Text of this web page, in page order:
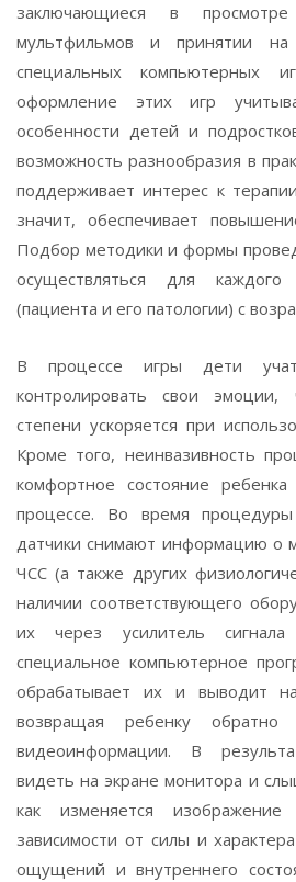
заключающиеся в просмотре
мультфильмов и принятии
специальных компьютерных
оформление этих игр
особенности детей и
возможность разнообразия в
поддерживает интерес к
значит, обеспечивает
Подбор методики и формы
осуществляться для каждого
(пациента и его патологии) с
В процессе игры дети
контролировать свои эмоции,
степени ускоряется при
Кроме того, неинвазивность
комфортное состояние
процессе. Во время процедуры
датчики снимают информацию о
ЧСС (а также других
наличии соответствующего
их через усилитель
специальное компьютерное
обрабатывает их и выводит
возвращая ребенку
видеоинформации. В
видеть на экране монитора и
как изменяется
зависимости от силы и
ощущений и внутреннего